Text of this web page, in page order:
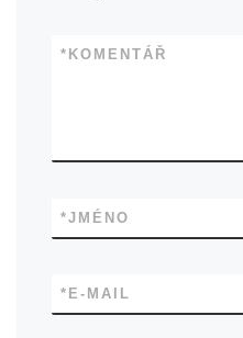
KOMENTÁŘ
*
JMÉNO
*
E-MAIL
*